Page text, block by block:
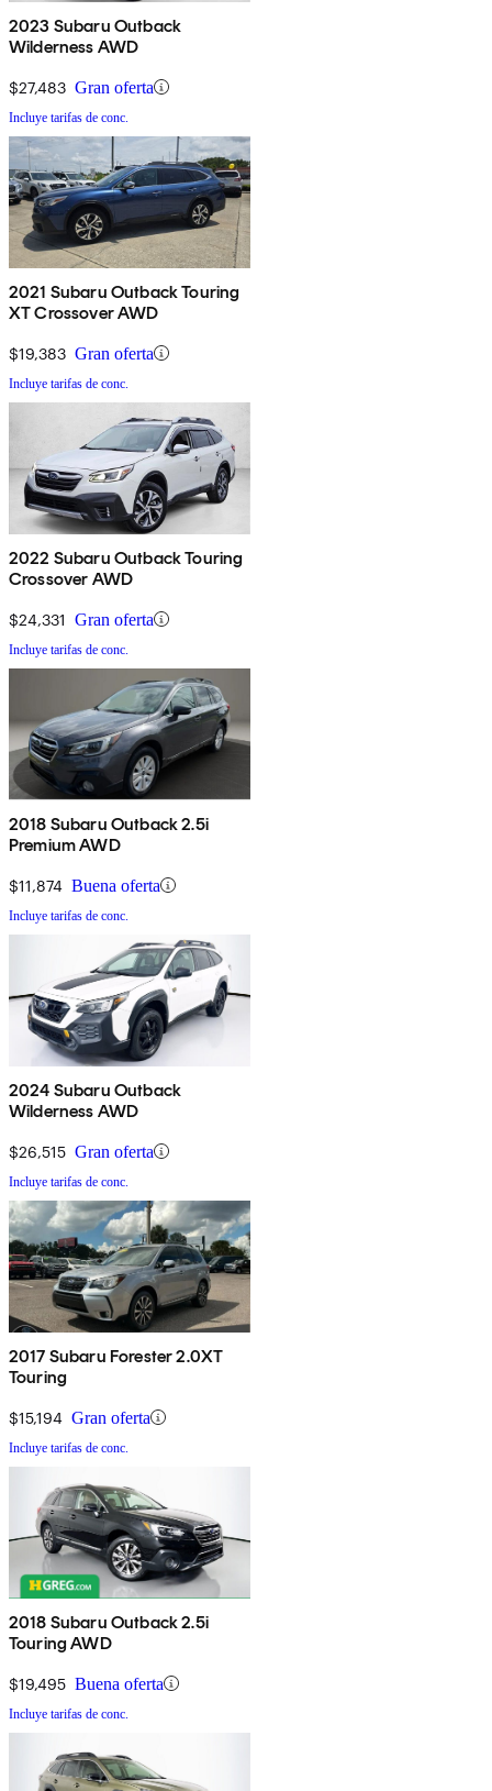
2023 Subaru Outback
Wilderness AWD
$27,483 Gran oferta
Incluye tarifas de conc.
2021 Subaru Outback Touring
XT Crossover AWD
$19,383 Gran oferta
Incluye tarifas de conc.
2022 Subaru Outback Touring
Crossover AWD
$24,331 Gran oferta
Incluye tarifas de conc.
2018 Subaru Outback 2.5i
Premium AWD
$11,874 Buena oferta
Incluye tarifas de conc.
2024 Subaru Outback
Wilderness AWD
$26,515 Gran oferta
Incluye tarifas de conc.
2017 Subaru Forester 2.0XT
Touring
$15,194 Gran oferta
Incluye tarifas de conc.
2018 Subaru Outback 2.5i
Touring AWD
$19,495 Buena oferta
Incluye tarifas de conc.